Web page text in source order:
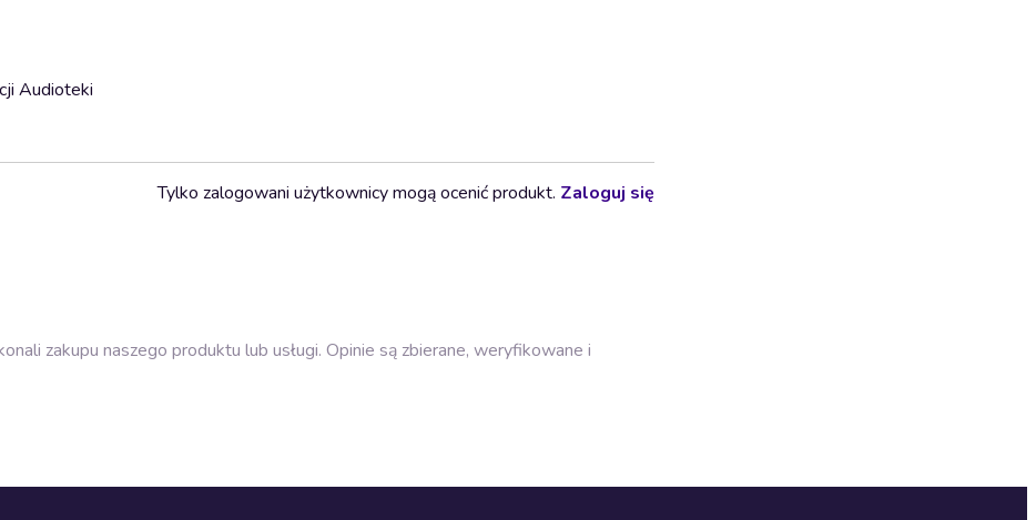
Audioteki
Tylko zalogowani użytkownicy mogą ocenić produkt. Zaloguj się
zakupu naszego produktu lub usługi. Opinie są zbierane, weryfikowane i